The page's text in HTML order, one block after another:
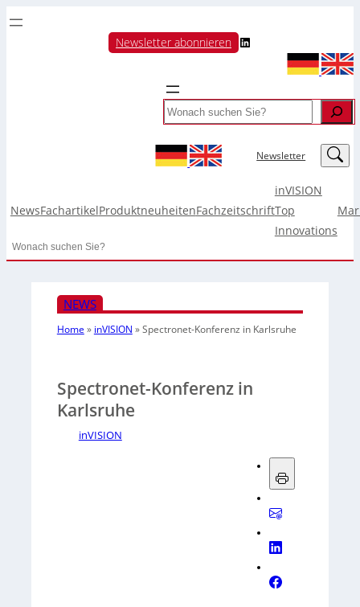
Newsletter abonnieren LinkedIn
Search
Newsletter LinkedIn
NewsFachartikelProduktneuheitenFachzeitschrift
inVISION
Top
Innovations
Search
NEWS
Home » inVISION »Spectronet-Konferenz in Karlsruhe
Spectronet-Konferenz in
Karlsruhe
inVISION